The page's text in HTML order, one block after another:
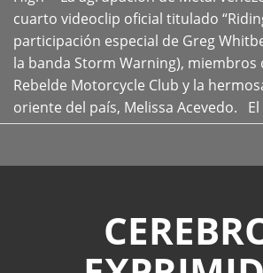
cuarto videoclip oficial titulado
participación especial de Greg
la banda Storm Warning), miembros
Rebelde Motorcycle Club y la
oriente del país, Melissa Acevedo.